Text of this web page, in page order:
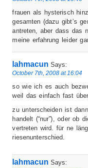
frauen als hysterisch
gesamten (dazu gibt’s
antreten, aber dass das
meine erfahrung leider
lahmacun Says:
October 7th, 2008 at 16:04
so wie ich es auch
weil das einfach fast
zu unterscheiden ist
handelt (“nur”), oder ob
vertreten wird. für ne
riesenunterschied.
lahmacun Says: